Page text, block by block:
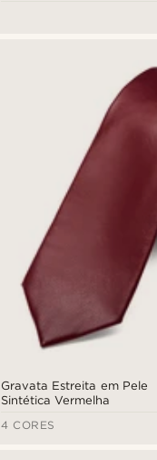
Gravata Estreita em Pele
Sintética Vermelha
4 CORES